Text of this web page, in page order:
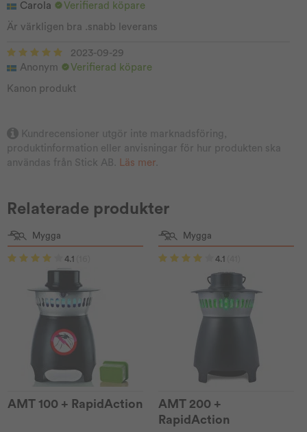
Carola
Verifierad köpare
Är värkligen bra .snabb leverans
2023-09-29
Anonym
Verifierad köpare
Kanon produkt
Kundrecensioner utgör inte marknadsföring,
produktinformation eller anvisningar för hur produkten ska
användas från Stick AB.
Läs mer
Relaterade produkter
Mygga
4.1
AMT 100 + RapidAction
Mygga
4.1
AMT 200 +
RapidAction